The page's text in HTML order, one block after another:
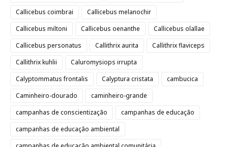
Callicebus coimbrai
Callicebus melanochir
Callicebus miltoni
Callicebus oenanthe
Callicebus olallae
Callicebus personatus
Callithrix aurita
Callithrix flaviceps
Callithrix kuhlii
Caluromysiops irrupta
Calyptommatus frontalis
Calyptura cristata
cambucica
Caminheiro-dourado
caminheiro-grande
campanhas de conscientização
campanhas de educação
campanhas de educação ambiental